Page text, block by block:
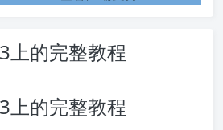
上的完整教程
上的完整教程